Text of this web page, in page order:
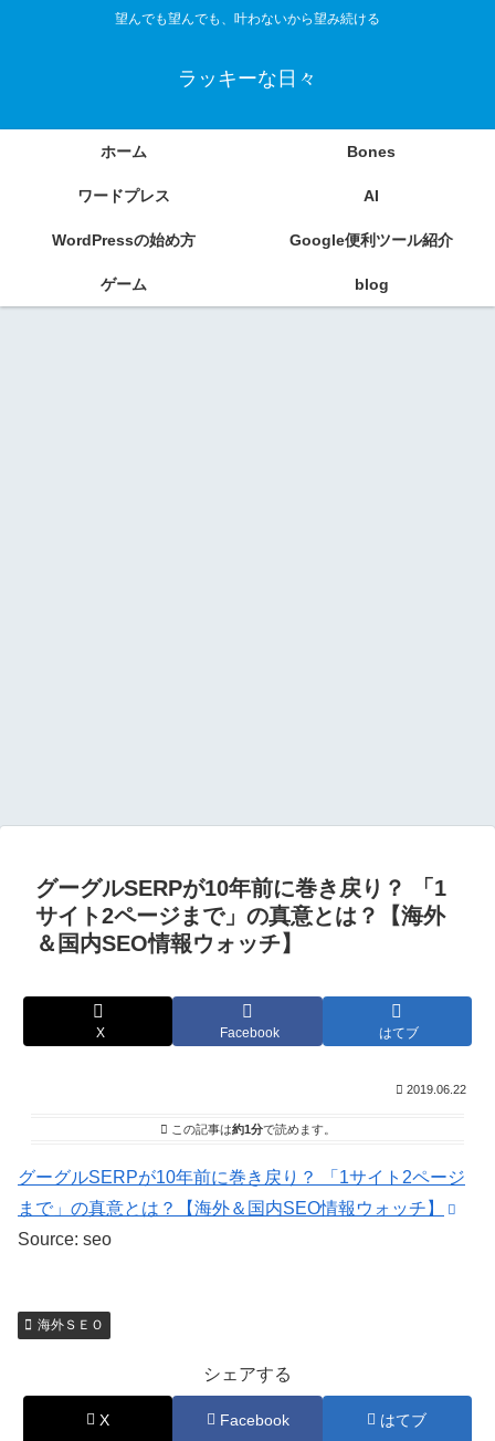
望んでも望んでも、叶わないから望み続ける
ラッキーな日々
ホーム Bones
ワードプレス AI
WordPressの始め方 Google便利ツール紹介
ゲーム blog
グーグルSERPが10年前に巻き戻り？ 「1
サイト2ページまで」の真意とは？【海外
＆国内SEO情報ウォッチ】
X Facebook はてブ
2019.06.22
この記事は約1分で読めます。
グーグルSERPが10年前に巻き戻り？ 「1サイト2ページ
まで」の真意とは？【海外＆国内SEO情報ウォッチ】
Source: seo
海外ＳＥＯ
シェアする
X Facebook はてブ